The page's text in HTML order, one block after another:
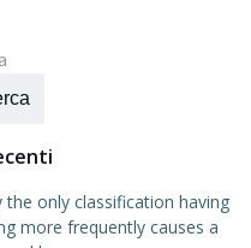
only classification having
more frequently causes a